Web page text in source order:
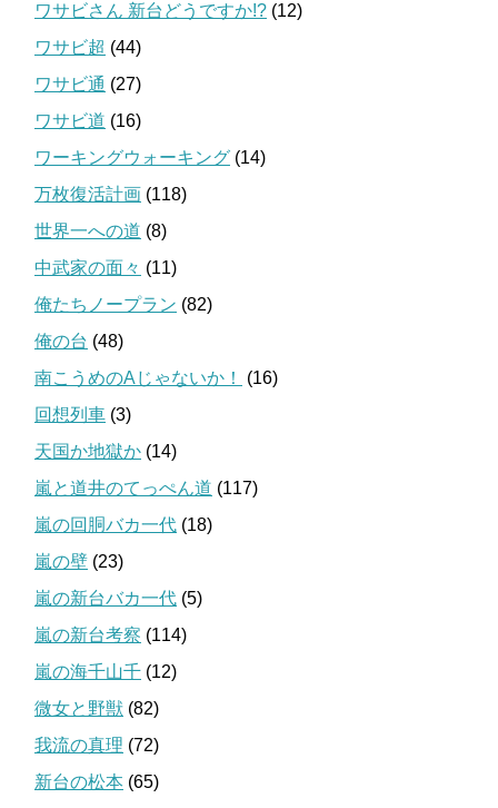
ワサビさん 新台どうですか!? (12)
ワサビ超 (44)
ワサビ通 (27)
ワサビ道 (16)
ワーキングウォーキング (14)
万枚復活計画 (118)
世界一への道 (8)
中武家の面々 (11)
俺たちノープラン (82)
俺の台 (48)
南こうめのAじゃないか！
(16)
回想列車 (3)
天国か地獄か (14)
嵐と道井のてっぺん道 (117)
嵐の回胴バカ一代 (18)
嵐の壁 (23)
嵐の新台バカ一代 (5)
嵐の新台考察 (114)
嵐の海千山千 (12)
微女と野獣 (82)
我流の真理 (72)
新台の松本 (65)